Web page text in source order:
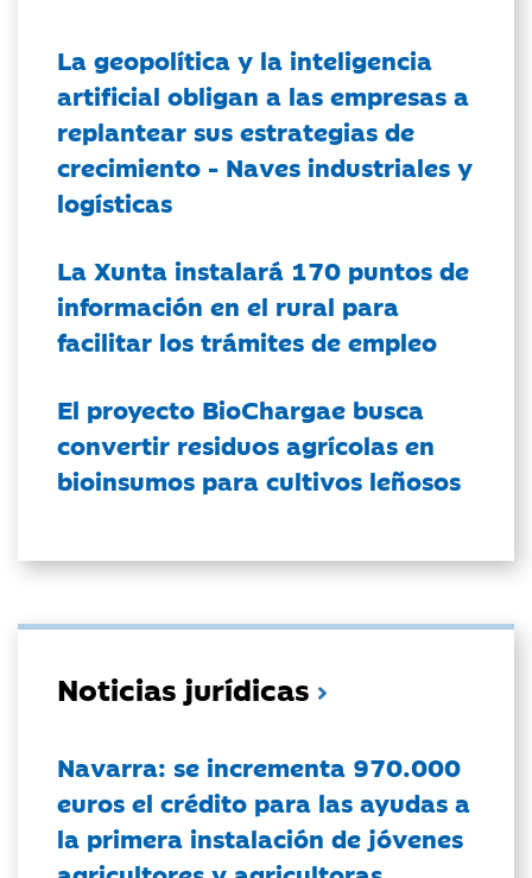
La geopolítica y la inteligencia
artificial obligan a las empresas a
replantear sus estrategias de
crecimiento - Naves industriales y
logísticas
La Xunta instalará 170 puntos de
información en el rural para
facilitar los trámites de empleo
El proyecto BioChargae busca
convertir residuos agrícolas en
bioinsumos para cultivos leñosos
Noticias jurídicas
Navarra: se incrementa 970.000
euros el crédito para las ayudas a
la primera instalación de jóvenes